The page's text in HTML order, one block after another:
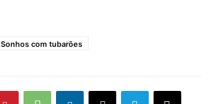
Sonhos com tubarões